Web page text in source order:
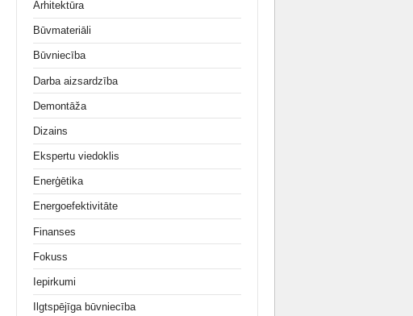
Arhitektūra
Būvmateriāli
Būvniecība
Darba aizsardzība
Demontāža
Dizains
Ekspertu viedoklis
Enerģētika
Energoefektivitāte
Finanses
Fokuss
Iepirkumi
Ilgtspējīga būvniecība